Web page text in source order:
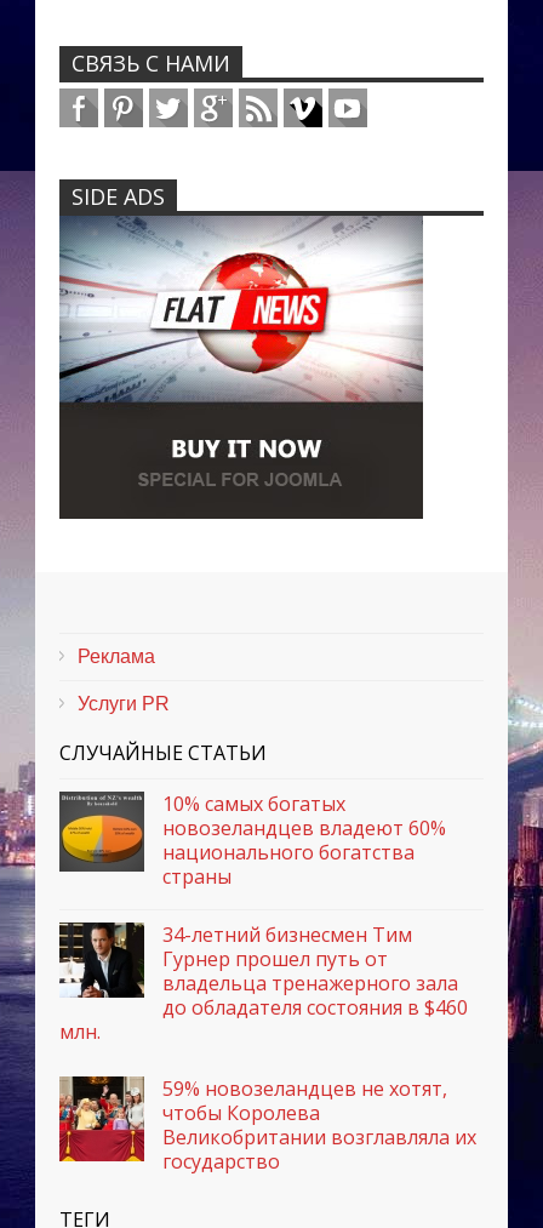
СВЯЗЬ С НАМИ
SIDE ADS
Реклама
Услуги PR
СЛУЧАЙНЫЕ СТАТЬИ
10% самых богатых
новозеландцев владеют 60%
национального богатства
страны
34-летний бизнесмен Тим
Гурнер прошел путь от
владельца тренажерного зала
до обладателя состояния в $460
млн.
59% новозеландцев не хотят,
чтобы Королева
Великобритании возглавляла их
государство
ТЕГИ